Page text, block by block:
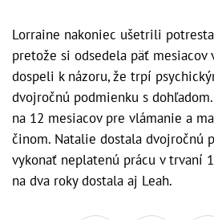
Lorraine nakoniec ušetrili
pretože si odsedela päť mesiacov
dospeli k názoru, že trpí
dvojročnú podmienku s
na 12 mesiacov pre vlámanie a
činom. Natalie dostala dvojročnú
vykonať neplatenú prácu v trvaní
na dva roky dostala aj Leah.